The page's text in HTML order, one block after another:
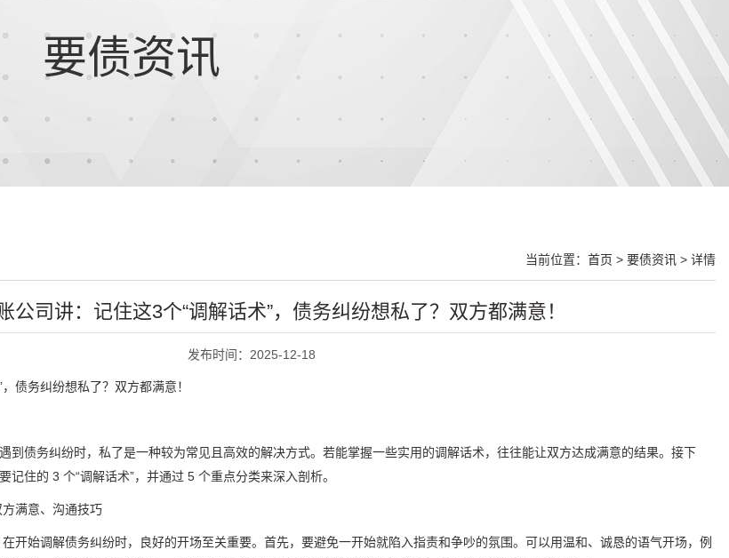
要债资讯
当前位置： 首页 > 要债资讯 > 详情
公司讲：记住这3个“调解话术”，债务纠纷想私了？双方都满意！
发布时间：2025-12-18
债务纠纷想私了？双方都满意！
到债务纠纷时，私了是一种较为常见且高效的解决方式。若能掌握一些实用的调解话术，往往能让双方达成满意的结果。接下
住的 3 个“调解话术”，并通过 5 个重点分类来深入剖析。
满意、沟通技巧
开始调解债务纠纷时，良好的开场至关重要。首先，要避免一开始就陷入指责和争吵的氛围。可以用温和、诚恳的语气开场，例